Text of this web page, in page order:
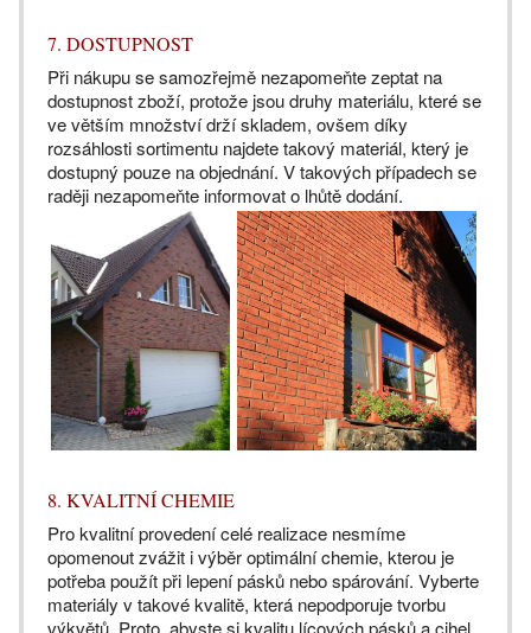
7. DOSTUPNOST
Při nákupu se samozřejmě nezapomeňte zeptat na
dostupnost zboží, protože jsou druhy materiálu, které se
ve větším množství drží skladem, ovšem díky
rozsáhlosti sortimentu najdete takový materiál, který je
dostupný pouze na objednání. V takových případech se
raději nezapomeňte informovat o lhůtě dodání.
8. KVALITNÍ CHEMIE
Pro kvalitní provedení celé realizace nesmíme
opomenout zvážit i výběr optimální chemie, kterou je
potřeba použít při lepení pásků nebo spárování. Vyberte
materiály v takové kvalitě, která nepodporuje tvorbu